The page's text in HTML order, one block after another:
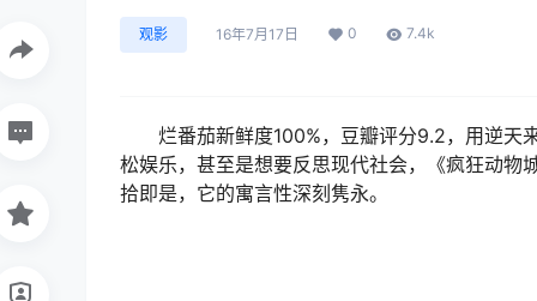
观影 16年7月17日 0 7.4k
烂番茄新鲜度100%，豆瓣评分9.2，用逆天
松娱乐，甚至是想要反思现代社会，《疯狂动物
拾即是，它的寓言性深刻隽永。